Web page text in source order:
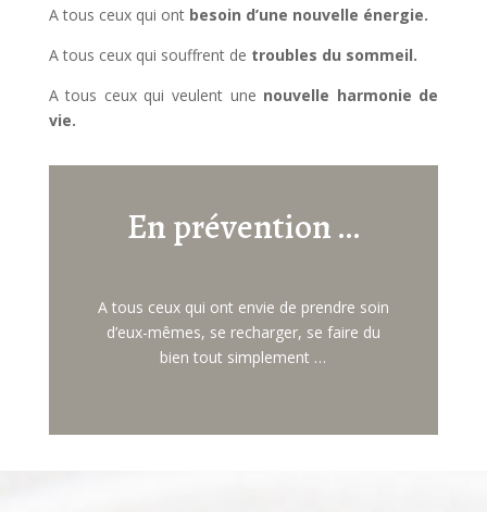
A tous ceux qui ont besoin d’une nouvelle énergie.
A tous ceux qui souffrent de troubles du sommeil.
A tous ceux qui veulent une nouvelle harmonie de
vie.
En prévention …
A tous ceux qui ont envie de prendre soin
d’eux-mêmes, se recharger, se faire du
bien tout simplement …